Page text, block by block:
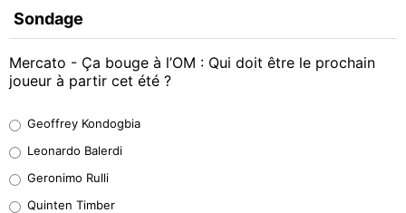
Sondage
Mercato - Ça bouge à l’OM : Qui doit être le prochain
joueur à partir cet été ?
38%
32%
Geoffrey Kondogbia
Leonardo Balerdi
Geronimo Rulli
Quinten Timber